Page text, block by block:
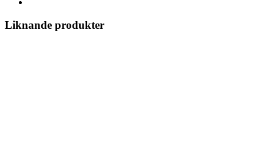
Liknande produkter